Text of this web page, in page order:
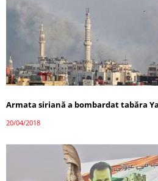
Armata siriană a bombardat tabăra
20/04/2018